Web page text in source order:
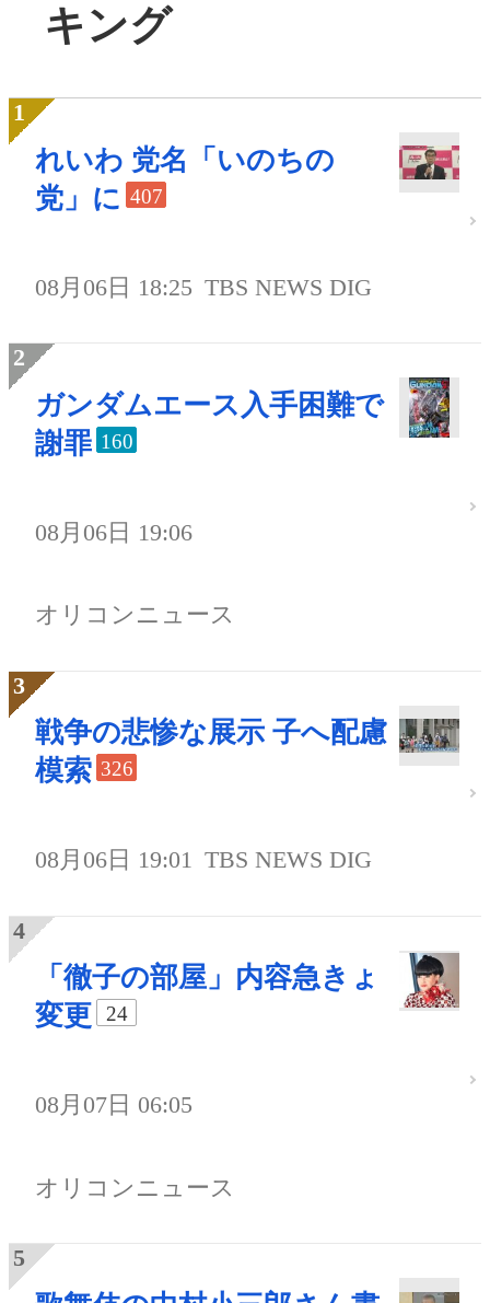
キング
れいわ 党名「いのちの
党」に 407
08月06日 18:25 TBS NEWS DIG
ガンダムエース入手困難で
謝罪 160
08月06日 19:06
オリコンニュース
戦争の悲惨な展示 子へ配慮
模索 326
08月06日 19:01 TBS NEWS DIG
「徹子の部屋」内容急きょ
変更
24
08月07日 06:05
オリコンニュース